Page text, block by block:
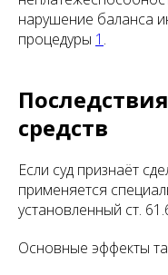
нарушение баланса
процедуры 1 .
средств
Если суд признаёт
применяется
установленный ст.
Основные эффекты